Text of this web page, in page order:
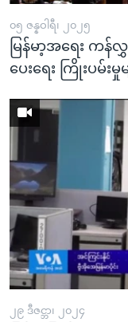
၀၅ ဇန္နဝါရီ၊ ၂၀၂၅
မြန်မာ့အရေး က
ပေးရေး ကြိုးပမ်းမှုမ
၂၉ ဒီဇင္ဘာ၊ ၂၀၂၄